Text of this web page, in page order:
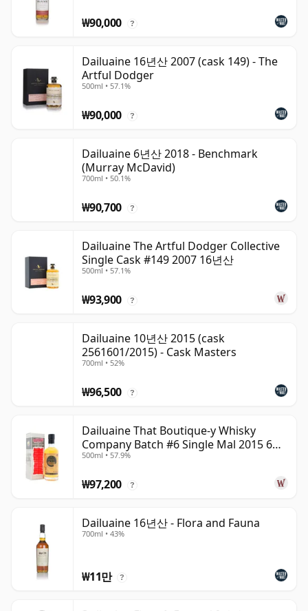
₩90,000 ?
Dailuaine 16년산 2007 (cask 149) - The
Artful Dodger
500ml • 57.1%
₩90,000 ?
Dailuaine 6년산 2018 - Benchmark
(Murray McDavid)
700ml • 50.1%
₩90,700 ?
Dailuaine The Artful Dodger Collective
Single Cask #149 2007 16년산
500ml • 57.1%
₩93,900 ?
Dailuaine 10년산 2015 (cask
2561601/2015) - Cask Masters
700ml • 52%
₩96,500 ?
Dailuaine That Boutique-y Whisky
Company Batch #6 Single Mal 2015 6년
산
500ml • 57.9%
₩97,200 ?
Dailuaine 16년산 - Flora and Fauna
700ml • 43%
₩11만 ?